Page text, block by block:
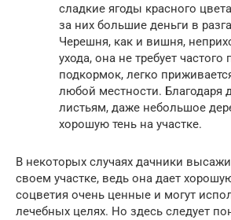
сладкие ягоды красного
за них большие деньги в
Черешня, как и вишня,
ухода, она не требует частого
подкормок, легко
любой местности.
листьям, даже небольшое
хорошую тень на участке.
В некоторых случаях дачники
своем участке, ведь она дает
соцветия очень ценные и могут
лечебных целях. Но здесь следует